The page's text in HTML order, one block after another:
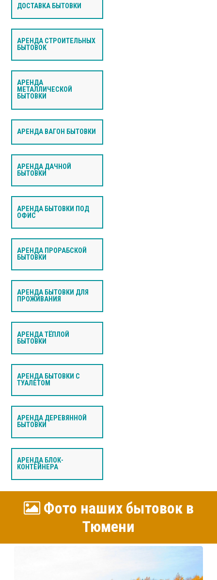
ДОСТАВКА БЫТОВКИ
АРЕНДА СТРОИТЕЛЬНЫХ
БЫТОВОК
АРЕНДА
МЕТАЛЛИЧЕСКОЙ
БЫТОВКИ
АРЕНДА ВАГОН БЫТОВКИ
АРЕНДА ДАЧНОЙ
БЫТОВКИ
АРЕНДА БЫТОВКИ ПОД
ОФИС
АРЕНДА ПРОРАБСКОЙ
БЫТОВКИ
АРЕНДА БЫТОВКИ ДЛЯ
ПРОЖИВАНИЯ
АРЕНДА ТЁПЛОЙ
БЫТОВКИ
АРЕНДА БЫТОВКИ С
ТУАЛЕТОМ
АРЕНДА ДЕРЕВЯННОЙ
БЫТОВКИ
АРЕНДА БЛОК-
КОНТЕЙНЕРА
Фото наших бытовок в
Тюмени